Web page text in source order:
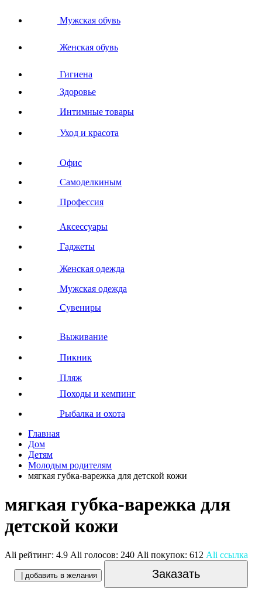
Мужская обувь
Женская обувь
Гигиена
Здоровье
Интимные товары
Уход и красота
Офис
Самоделкиным
Профессия
Аксессуары
Гаджеты
Женская одежда
Мужская одежда
Сувениры
Выживание
Пикник
Пляж
Походы и кемпинг
Рыбалка и охота
Главная
Дом
Детям
Молодым родителям
мягкая губка-варежка для детской кожи
мягкая губка-варежка для
детской кожи
Ali рейтинг: 4.9 Ali голосов: 240 Ali покупок: 612 Ali ссылка
| добавить в желания Заказать